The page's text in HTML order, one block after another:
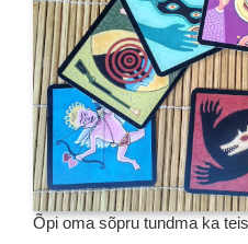
Õpi oma sõpru tundma ka